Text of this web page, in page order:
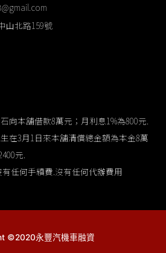
山北路159號
向本舖借款8萬元；月利息1%為800元.
在3月1日來本舖清償總金額為本金8萬
元.
任何手續費.沒有任何代辦費用
©2020永豐汽機車融資